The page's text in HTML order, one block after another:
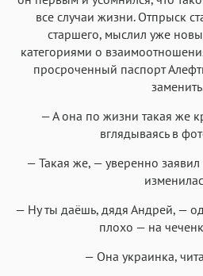
все случаи жизни. Отпрыск
старшего, мыслил уже
категориями о
просроченный паспорт
— А она по жизни такая же
вглядываясь в
— Такая же, — уверенно
— Ну ты даёшь, дядя Андрей, —
плохо — на
— Она украинка,